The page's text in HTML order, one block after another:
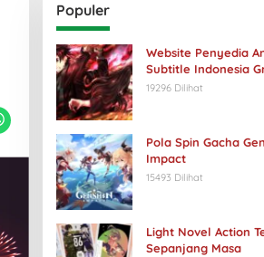
Populer
Website Penyedia
Subtitle Indonesia
19296 Dilihat
Pola Spin Gacha
Impact
15493 Dilihat
Light Novel Action
Sepanjang Masa